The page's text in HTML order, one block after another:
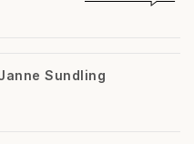
Sundling